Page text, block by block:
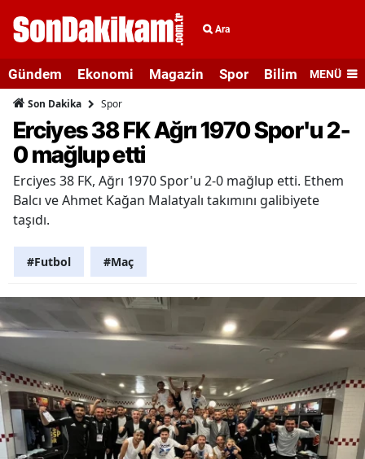
Ara
Gündem Ekonomi Magazin Spor Bilim veMENÜ
Son Dakika Spor
Erciyes 38 FK Ağrı 1970 Spor'u 2-
0 mağlup etti
Erciyes 38 FK, Ağrı 1970 Spor'u 2-0 mağlup etti. Ethem
Balcı ve Ahmet Kağan Malatyalı takımını galibiyete
taşıdı.
#Futbol #Maç